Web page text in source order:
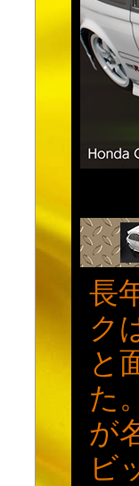
長
ク
と
た
が
ビ